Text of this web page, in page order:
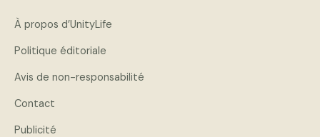
À propos d’UnityLife
Politique éditoriale
Avis de non-responsabilité
Contact
Publicité